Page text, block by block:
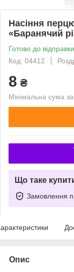
Насіння
«Баранячий
Готово до відправки
Код: 04412
8 ₴
Мінімальна сума
Що таке
Замовлення
Опис